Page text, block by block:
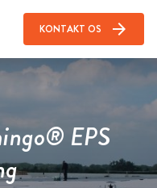
KONTAKT OS arrow_forward
EPS